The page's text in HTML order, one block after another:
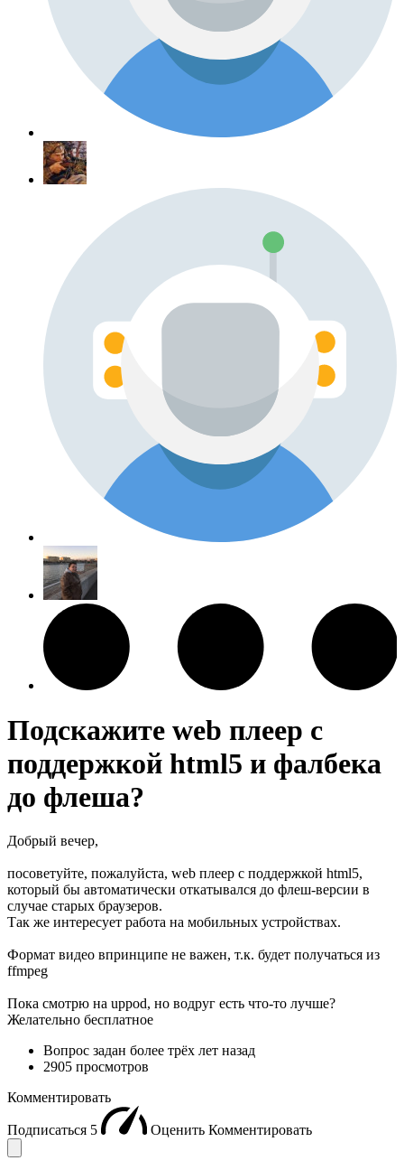
Подскажите web плеер с
поддержкой html5 и фалбека
до флеша?
Добрый вечер,
посоветуйте, пожалуйста, web плеер с поддержкой html5,
который бы автоматически откатывался до флеш-версии в
случае старых браузеров.
Так же интересует работа на мобильных устройствах.
Формат видео впринципе не важен, т.к. будет получаться из
ffmpeg
Пока смотрю на uppod, но водруг есть что-то лучше?
Желательно бесплатное
Вопрос задан более трёх лет назад
2905 просмотров
Комментировать
Подписаться 5 Оценить Комментировать